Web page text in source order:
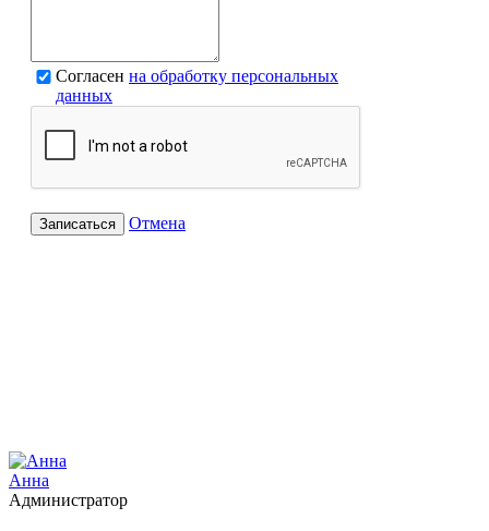
Согласен на обработку персональных
данных
Записаться Отмена
Анна
Администратор